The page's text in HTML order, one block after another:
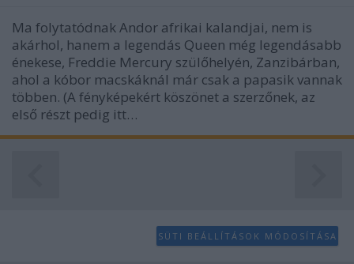
Ma folytatódnak Andor afrikai kalandjai, nem is
akárhol, hanem a legendás Queen még legendásabb
énekese, Freddie Mercury szülőhelyén, Zanzibárban,
ahol a kóbor macskáknál már csak a papasik vannak
többen. (A fényképekért köszönet a szerzőnek, az
első részt pedig itt…
SÜTI BEÁLLÍTÁSOK MÓDOSÍTÁSA